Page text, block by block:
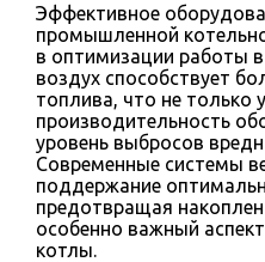
Эффективное
промышленной
в оптимизации работы
воздух способствует
топлива, что не только
производительность
уровень выбросов
Современные системы
поддержание
предотвращая
особенно важный
котлы.